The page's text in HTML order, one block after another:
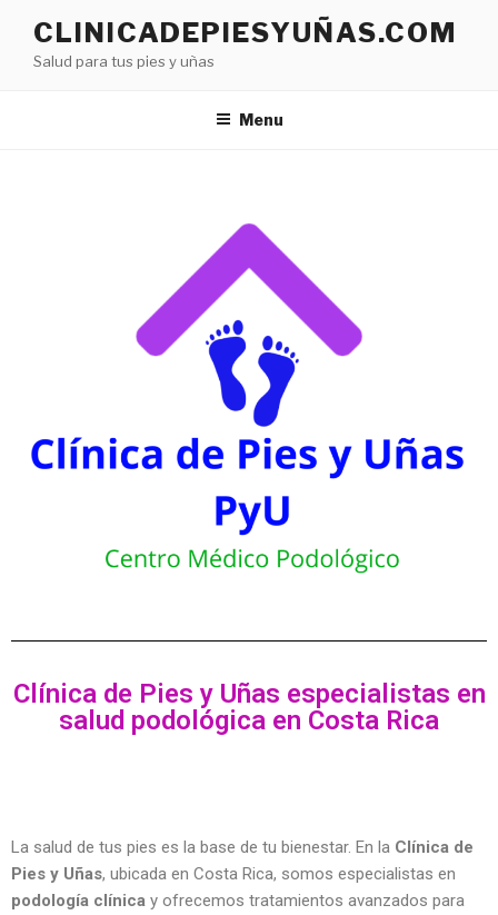
CLINICADEPIESYUÑAS.COM
Salud para tus pies y uñas
Menu
Clínica de Pies y Uñas especialistas en
salud podológica en Costa Rica
La salud de tus pies es la base de tu bienestar. En la Clínica de
Pies y Uñas, ubicada en Costa Rica, somos especialistas en
podología clínica y ofrecemos tratamientos avanzados para